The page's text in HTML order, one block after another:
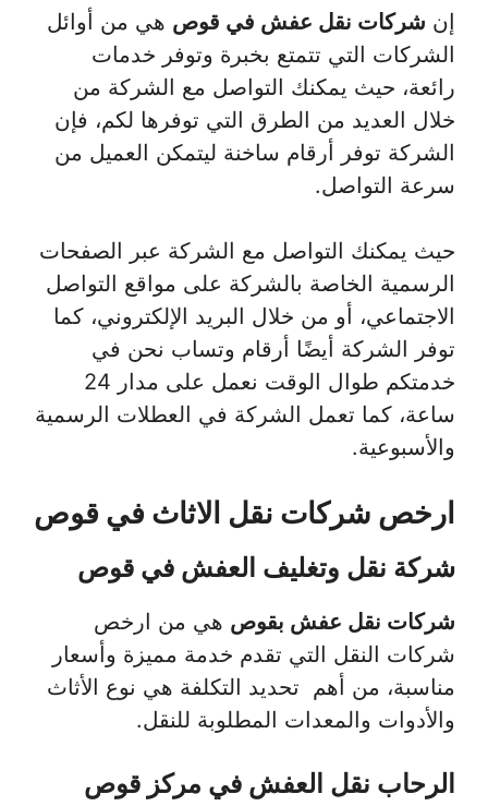
إن شركات نقل عفش في قوص هي من أوائل
الشركات التي تتمتع بخبرة وتوفر خدمات
رائعة، حيث يمكنك التواصل مع الشركة من
خلال العديد من الطرق التي توفرها لكم، فإن
الشركة توفر أرقام ساخنة ليتمكن العميل من
سرعة التواصل.
حيث يمكنك التواصل مع الشركة عبر الصفحات
الرسمية الخاصة بالشركة على مواقع التواصل
الاجتماعي، أو من خلال البريد الإلكتروني، كما
توفر الشركة أيضًا أرقام وتساب نحن في
خدمتكم طوال الوقت نعمل على مدار 24
ساعة، كما تعمل الشركة في العطلات الرسمية
والأسبوعية.
ارخص شركات نقل الاثاث في قوص
شركة نقل وتغليف العفش في قوص
شركات نقل عفش بقوص هي من ارخص
شركات النقل التي تقدم خدمة مميزة وأسعار
مناسبة، من أهم تحديد التكلفة هي نوع الأثاث
والأدوات والمعدات المطلوبة للنقل.
الرحاب نقل العفش في مركز قوص